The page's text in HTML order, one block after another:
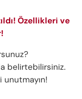
Özellikleri ve
belirtebilirsiniz.